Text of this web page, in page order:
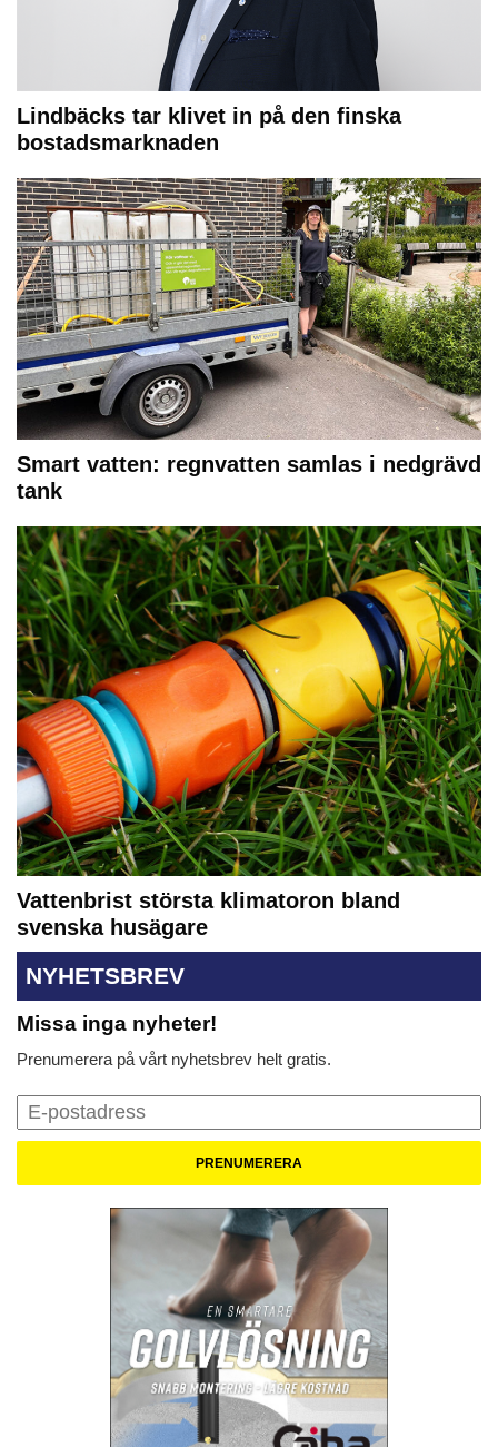
Lindbäcks tar klivet in på den finska
bostadsmarknaden
Smart vatten: regnvatten samlas i nedgrävd
tank
Vattenbrist största klimatoron bland
svenska husägare
NYHETSBREV
Missa inga nyheter!
Prenumerera på vårt nyhetsbrev helt gratis.